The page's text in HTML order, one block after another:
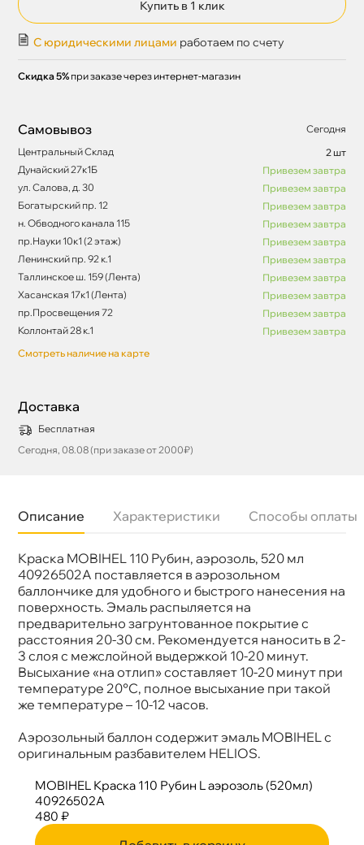
Купить в 1 клик
С юридическими лицами работаем по счету
Скидка 5% при заказе через интернет-магазин
Самовывоз
Сегодня
Центральный Склад
2 шт
Дунайский 27к1Б
Привезем завтра
ул. Салова, д. 30
Привезем завтра
Богатырский пр. 12
Привезем завтра
н. Обводного канала 115
Привезем завтра
пр.Науки 10к1 (2 этаж)
Привезем завтра
Ленинский пр. 92 к.1
Привезем завтра
Таллинское ш. 159 (Лента)
Привезем завтра
Хасанская 17к1 (Лента)
Привезем завтра
пр.Просвещения 72
Привезем завтра
Коллонтай 28 к.1
Привезем завтра
Смотреть наличие на карте
Доставка
Бесплатная
Сегодня, 08.08 (при заказе от 2000₽)
Описание Характеристики Способы оплаты
Краска MOBIHEL 110 Рубин, аэрозоль, 520 мл
40926502А поставляется в аэрозольном
аллончике для удобного и быстрого нанесения на
поверхность. Эмаль распыляется на
предварительно загрунтованное покрытие с
расстояния 20-30 см. Рекомендуется наносить в 2-
3 слоя с межслойной выдержкой 10-20 минут.
ысыхание «на отлип» составляет 10-20 минут при
температуре 20°С, полное высыхание при такой
же температуре – 10-12 часов.
Аэрозольный баллон содержит эмаль MOBIHEL с
оригинальным разбавителем HELIOS.
Бренд
MOBIHEL
Артикул
40926502A
MOBIHEL Краска 110 Рубин L аэрозоль (520мл)
40926502A
480 ₽